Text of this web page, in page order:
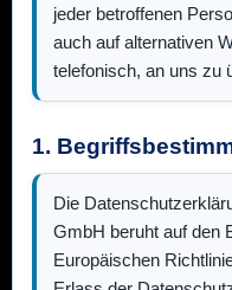
jeder betroffenen
auch auf alternativen
telefonisch, an uns zu
1.
Die
GmbH beruht auf den
Europäischen